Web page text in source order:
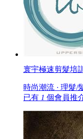
寰宇極速剪髮培
時尚潮流 · 理髮/
已有 1 個會員推